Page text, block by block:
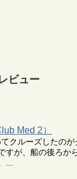
ビュー
Med 2）
クルーズしたの
すが、船の後ろか
...